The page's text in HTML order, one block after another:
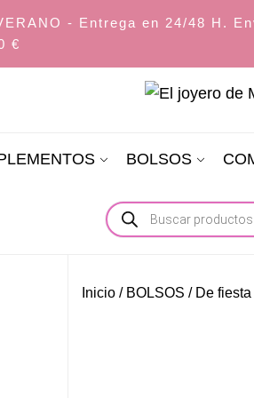
- Entrega en 24/48 H.
€
joyero
Miriam
BOLSOS
Búsqueda
de
productos
Inicio / BOLSOS / De fiesta